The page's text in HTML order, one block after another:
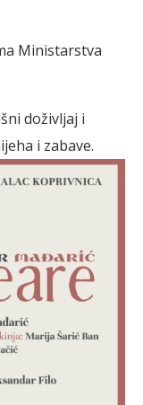
Ministarstva
doživljaj i
i zabave.